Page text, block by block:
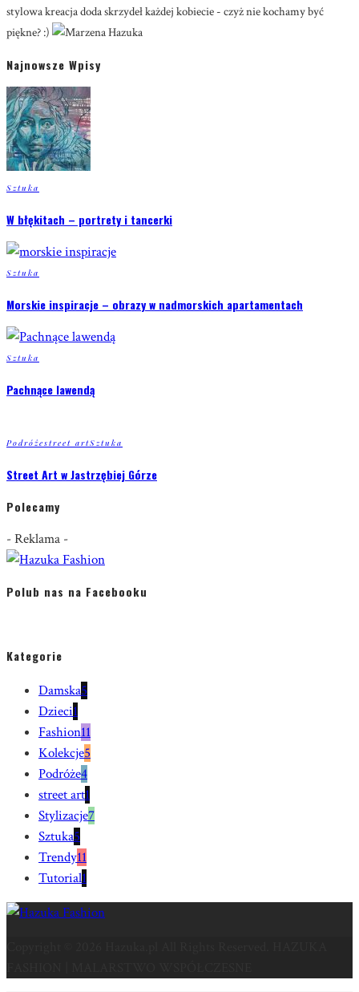
stylowa kreacja doda skrzydeł każdej kobiecie - czyż nie kochamy być
piękne? :)
Najnowsze Wpisy
Sztuka
W błękitach – portrety i tancerki
Sztuka
Morskie inspiracje – obrazy w nadmorskich apartamentach
Sztuka
Pachnące lawendą
Podróżestreet artSztuka
Street Art w Jastrzębiej Górze
Polecamy
- Reklama -
Polub nas na Facebooku
Kategorie
Damska5
Dzieci1
Fashion11
Kolekcje5
Podróże4
street art1
Stylizacje7
Sztuka5
Trendy11
Tutorial1